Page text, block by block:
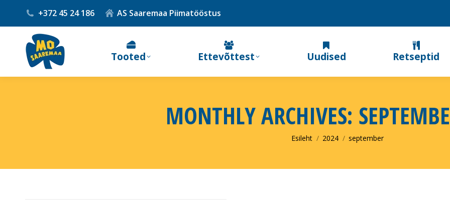
+372 45 24 186 AS Saaremaa Piimatööstus
Tooted Ettevõttest Uudised Retseptid
MONTHLY ARCHIVES:
You are here:
Esileht 2024 september